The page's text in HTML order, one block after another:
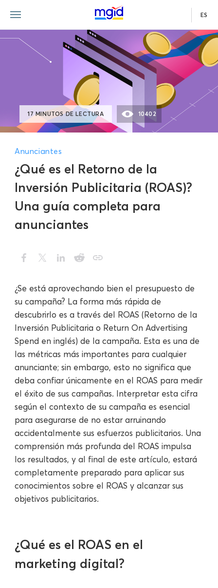
ES
¿Qué es el Retorno de la
Inversión Publicitaria (ROAS)?
Una guía completa para
anunciantes
Anunciantes
17 MINUTOS DE LECTURA 10402
¿Se está aprovechando bien el presupuesto de
su campaña? La forma más rápida de
descubrirlo es a través del ROAS (Retorno de la
Inversión Publicitaria o Return On Advertising
Spend en inglés) de la campaña. Esta es una de
las métricas más importantes para cualquier
anunciante; sin embargo, esto no significa que
deba confiar únicamente en el ROAS para medir
el éxito de sus campañas. Interpretar esta cifra
según el contexto de su campaña es esencial
para asegurarse de no estar arruinando
accidentalmente sus esfuerzos publicitarios. Una
comprensión más profunda del ROAS impulsa
los resultados, y al final de este artículo, estará
completamente preparado para aplicar sus
conocimientos sobre el ROAS y alcanzar sus
objetivos publicitarios.
¿Qué es el ROAS en el
marketing digital?